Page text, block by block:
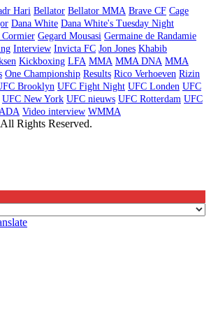
Hari Bellator Bellator MMA Brave CF Cage
Dana White Dana White's Tuesday Night
Cormier Gegard Mousasi Germaine de Randamie
Interview Invicta FC Jon Jones Khabib
Kickboxing LFA MMA MMA DNA MMA
One Championship Results Rico Verhoeven Rizin
Brooklyn UFC Fight Night UFC Londen UFC
UFC New York UFC nieuws UFC Rotterdam UFC
Video interview WMMA
Rights Reserved.